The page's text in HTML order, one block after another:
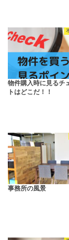
物件購入時に見るチ
トはどこだ！！
事務所の風景